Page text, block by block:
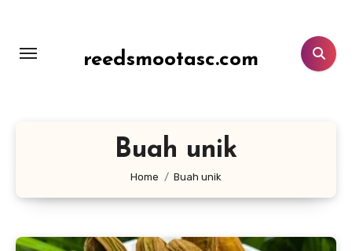
konten
reedsmootasc.com
Buah unik
Home Buah unik